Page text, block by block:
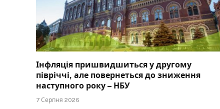
Інфляція пришвидшиться у другому
півріччі, але повернеться до зниження
наступного року – НБУ
7 Серпня 2026